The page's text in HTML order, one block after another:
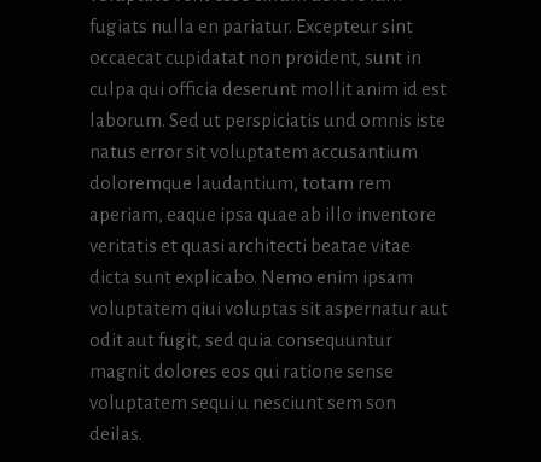
fugiats nulla en pariatur. Excepteur sint
occaecat cupidatat non proident, sunt in
culpa qui officia deserunt mollit anim id est
laborum. Sed ut perspiciatis und omnis iste
natus error sit voluptatem accusantium
doloremque laudantium, totam rem
aperiam, eaque ipsa quae ab illo inventore
veritatis et quasi architecti beatae vitae
dicta sunt explicabo. Nemo enim ipsam
voluptatem qiui voluptas sit aspernatur aut
odit aut fugit, sed quia consequuntur
magnit dolores eos qui ratione sense
voluptatem sequi u nesciunt sem son
deilas.